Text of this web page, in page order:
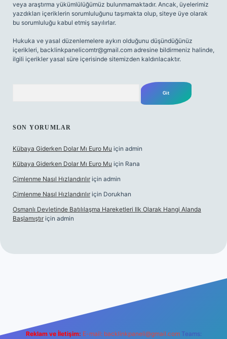
veya araştırma yükümlülüğümüz bulunmamaktadır. Ancak, üyelerimiz
yazdıkları içeriklerin sorumluluğunu taşımakta olup, siteye üye olarak
bu sorumluluğu kabul etmiş sayılırlar.
Hukuka ve yasal düzenlemelere aykırı olduğunu düşündüğünüz
içerikleri, backlinkpanelicomtr@gmail.com adresine bildirmeniz halinde,
ilgili içerikler yasal süre içerisinde sitemizden kaldırılacaktır.
SON YORUMLAR
Kübaya Giderken Dolar Mı Euro Mu için admin
Kübaya Giderken Dolar Mı Euro Mu için Rana
Çimlenme Nasıl Hızlandırılır için admin
Çimlenme Nasıl Hızlandırılır için Dorukhan
Osmanlı Devletinde Batılılaşma Hareketleri Ilk Olarak Hangi Alanda
Başlamıştır için admin
Reklam ve İletişim: E-mail: backlinkpaneli@gmail.com Teams: